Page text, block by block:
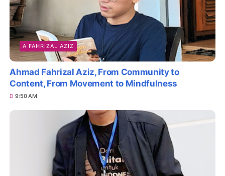
A FAHRIZAL AZIZ
Ahmad Fahrizal Aziz, From Community to
Content, From Movement to Mindfulness
9:50 AM